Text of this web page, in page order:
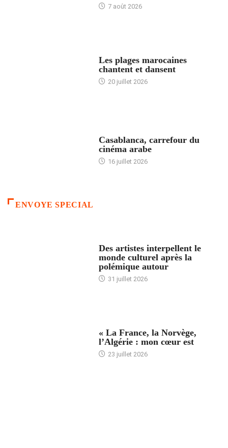
7 août 2026
Les plages marocaines
chantent et dansent
20 juillet 2026
Casablanca, carrefour du
cinéma arabe
16 juillet 2026
ENVOYE SPECIAL
Des artistes interpellent le
monde culturel après la
polémique autour
31 juillet 2026
« La France, la Norvège,
l’Algérie : mon cœur est
23 juillet 2026